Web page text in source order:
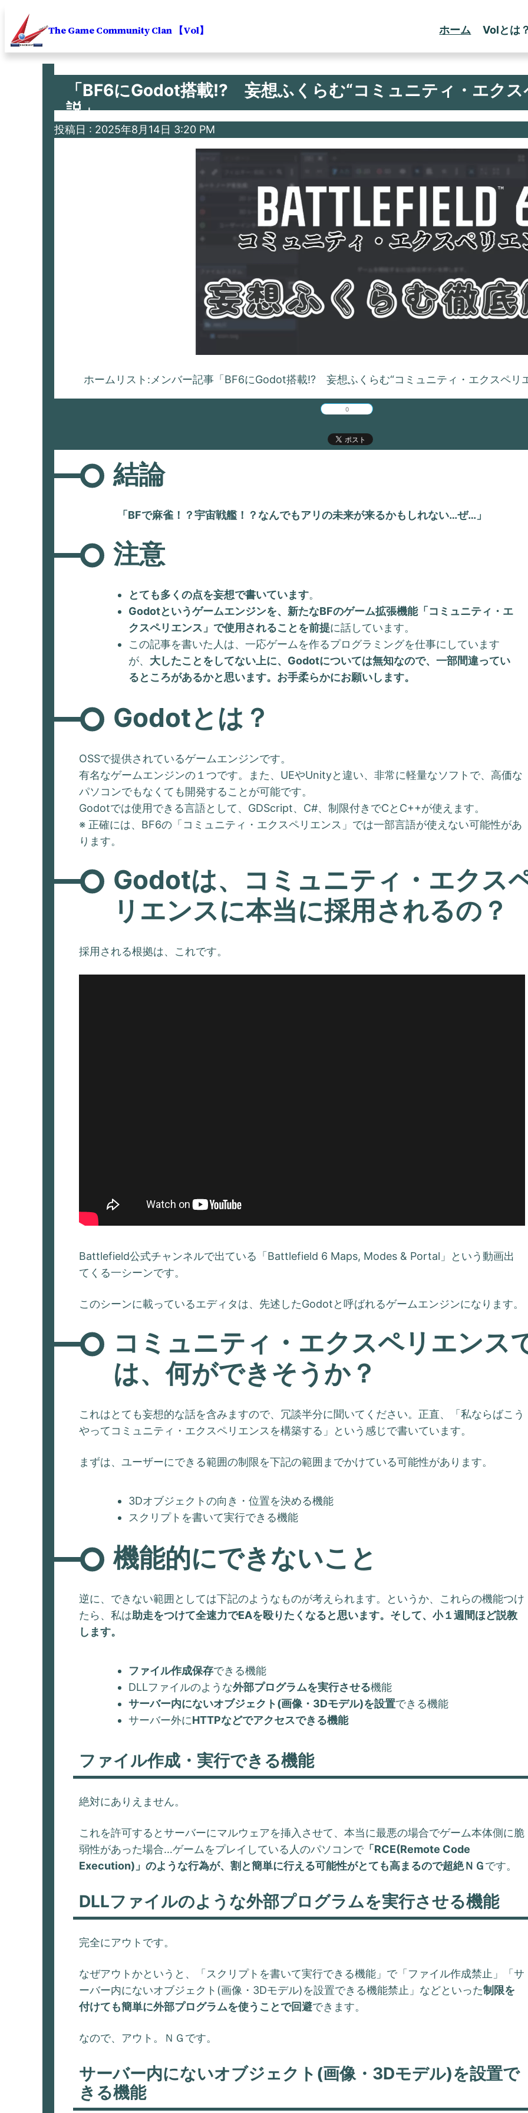
を
The Game Community Clan 【Vol】 ホーム Volとは
「BF6にGodot搭載!? 妄想ふくらむ“コミュニティ・エクス
説」
2025年8月14日 3:20 PM
ホーム リスト:メンバー記事 「BF6にGodot搭載!? 妄想ふくらむ“コミュニティ・エクスペリ
0
結論
「BFで麻雀！？宇宙戦艦！？なんでもアリの未来が来るかもしれない…ぜ…」
注意
とても多くの点を妄想で書いています。
Godotというゲームエンジンを、新たなBFのゲーム拡張機能「コミュニティ・エ
クスペリエンス」で使用されることを前提に話しています。
この記事を書いた人は、一応ゲームを作るプログラミングを仕事にしています
が、 大したことをしてない上に、Godotについては無知なので、一部間違ってい
るところがあるかと思います。お手柔らかにお願いします。
Godotとは？
OSSで提供されているゲームエンジンです。
有名なゲームエンジンの１つです。また、UEやUnityと違い、非常に軽量なソフトで、高価な
パソコンでもなくても開発することが可能です。
Godotでは使用できる言語として、GDScript、C#、制限付きでCとC++が使えます。
※ 正確には、BF6の「コミュニティ・エクスペリエンス」では一部言語が使えない可能性があ
ります。
Godotは、コミュニティ・エクス
リエンスに本当に採用されるの？
採用される根拠は、これです。
Battlefield公式チャンネルで出ている「Battlefield 6 Maps, Modes & Portal」という動画出
てくる一シーンです。
このシーンに載っているエディタは、先述したGodotと呼ばれるゲームエンジンになります。
コミュニティ・エクスペリエンス
は、何ができそうか？
これはとても妄想的な話を含みますので、冗談半分に聞いてください。正直、「私ならばこう
やってコミュニティ・エクスペリエンスを構築する」という感じで書いています。
まずは、ユーザーにできる範囲の制限を下記の範囲までかけている可能性があります。
3Dオブジェクトの向き・位置を決める機能
スクリプトを書いて実行できる機能
機能的にできないこと
逆に、できない範囲としては下記のようなものが考えられます。というか、これらの機能つけ
たら、私は助走をつけて全速力でEAを殴りたくなると思います。そして、小１週間ほど説教
します。
ファイル作成保存できる機能
DLLファイルのような外部プログラムを実行させる機能
サーバー内にないオブジェクト(画像・3Dモデル)を設置できる機能
サーバー外にHTTPなどでアクセスできる機能
ファイル作成・実行できる機能
絶対にありえません。
これを許可するとサーバーにマルウェアを挿入させて、本当に最悪の場合でゲーム本体側に脆
弱性があった場合…ゲームをプレイしている人のパソコンで「RCE(Remote Code
Execution)」のような行為が、割と簡単に行える可能性がとても高まるので超絶ＮＧです。
DLLファイルのような外部プログラムを実行させる機能
完全にアウトです。
なぜアウトかというと、「スクリプトを書いて実行できる機能」で「ファイル作成禁止」「サ
ーバー内にないオブジェクト(画像・3Dモデル)を設置できる機能禁止」などといった制限を
付けても簡単に外部プログラムを使うことで回避できます。
なので、アウト。ＮＧです。
サーバー内にないオブジェクト(画像・3Dモデル)を設置で
きる機能